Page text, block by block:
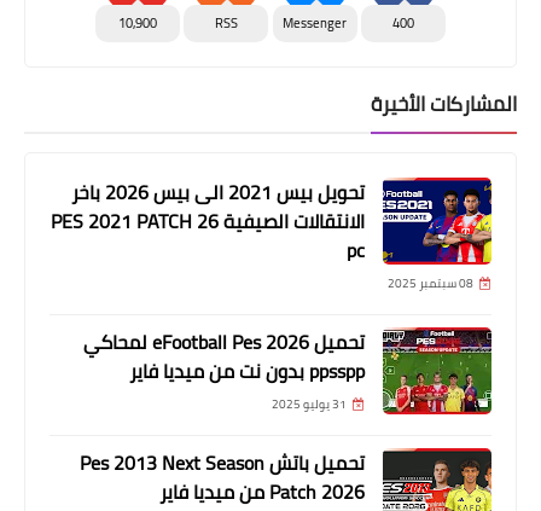
400
Messenger
RSS
10,900
المشاركات الأخيرة
تحويل بيس 2021 الى بيس 2026 باخر
الانتقالات الصيفية PES 2021 PATCH 26
pc
08 سبتمبر 2025
تحميل eFootball Pes 2026 لمحاكي
ppsspp بدون نت من ميديا فاير
31 يوليو 2025
تحميل باتش Pes 2013 Next Season
Patch 2026 من ميديا فاير